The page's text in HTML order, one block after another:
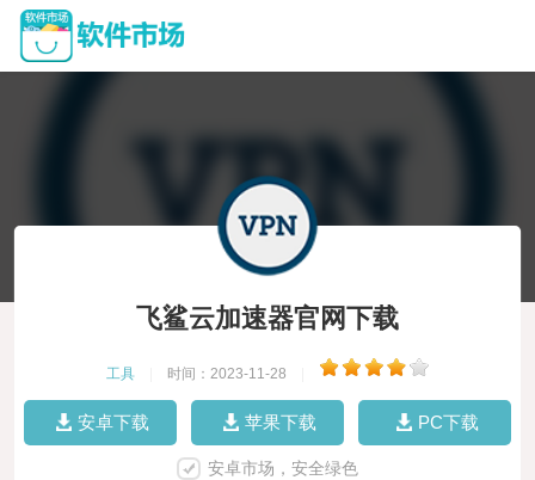
飞鲨云加速器官网下载
工具 时间：2023-11-28
安卓下载 苹果下载 PC下载
安卓市场，安全绿色